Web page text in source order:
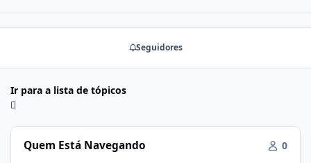
Seguidores
Ir para a lista de tópicos
Quem Está Navegando 0